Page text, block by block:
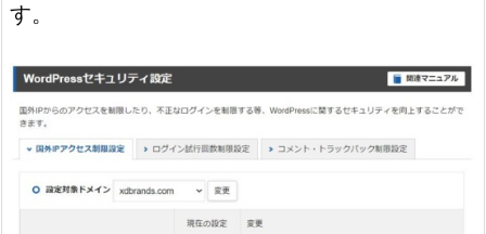
す。